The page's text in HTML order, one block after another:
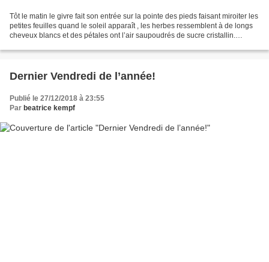
Tôt le matin le givre fait son entrée sur la pointe des pieds faisant miroiter les
petites feuilles quand le soleil apparaît , les herbes ressemblent à de longs
cheveux blancs et des pétales ont l’air saupoudrés de sucre cristallin.
Dernier Vendredi de l’année!
Publié le 27/12/2018 à 23:55
Par beatrice kempf